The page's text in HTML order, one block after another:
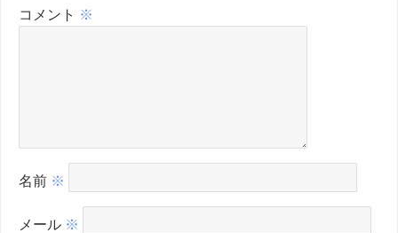
コメント ※
名前 ※
メール ※